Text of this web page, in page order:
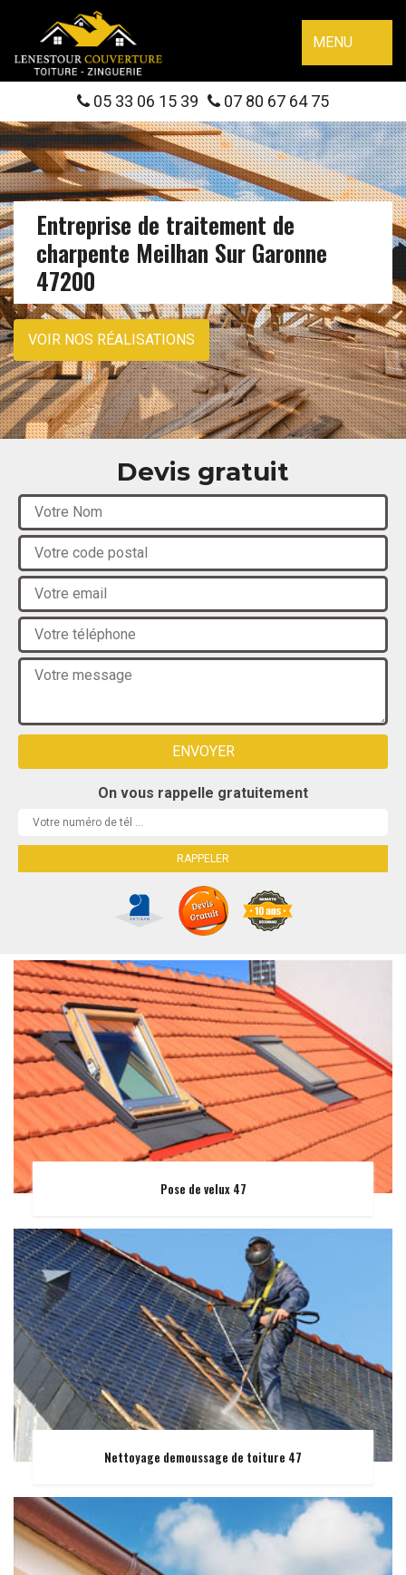
MENU
05 33 06 15 39 07 80 67 64 75
Entreprise de traitement de
charpente Meilhan Sur Garonne
47200
VOIR NOS RÉALISATIONS
Devis gratuit
On vous rappelle gratuitement
Pose de velux 47
Nettoyage demoussage de toiture 47